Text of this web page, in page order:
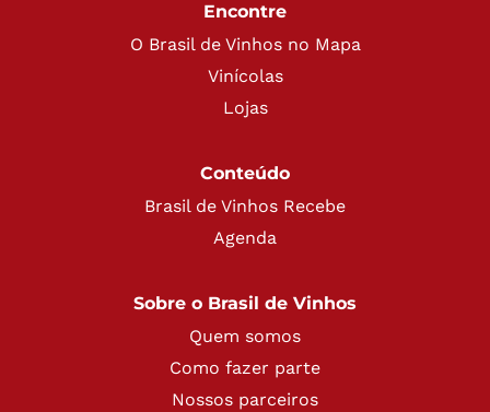
Encontre
O Brasil de Vinhos no Mapa
Vinícolas
Lojas
Conteúdo
Brasil de Vinhos Recebe
Agenda
Sobre o Brasil de Vinhos
Quem somos
Como fazer parte
Nossos parceiros